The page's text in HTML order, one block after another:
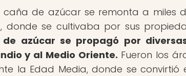
caña de azúcar se remonta a miles
donde se cultivaba por sus
azúcar se propagó por
y al Medio Oriente. Fueron los
la Edad Media, donde se